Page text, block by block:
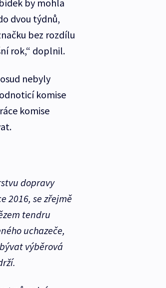
by mohla
dvou týdnů,
bez rozdílu
rok,“ doplnil.
nebyly
komise
komise
dopravy
2016, se zřejmě
tendru
uchazeče,
výběrová